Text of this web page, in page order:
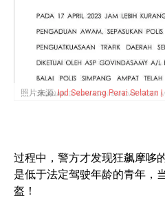
照片来源:Ipd Seberang Perai Selatan
过程中，警方才发现狂飙摩哆
是低于法定驾驶年龄的青年，
盔！